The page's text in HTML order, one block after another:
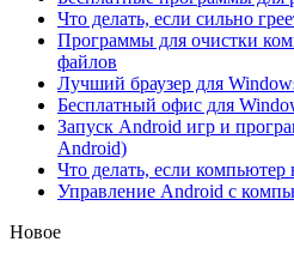
Что делать, если сильно
Программы для очистки
файлов
Лучший браузер для
Бесплатный офис для
Запуск Android игр и
Android)
Что делать, если
Управление Android с
Новое